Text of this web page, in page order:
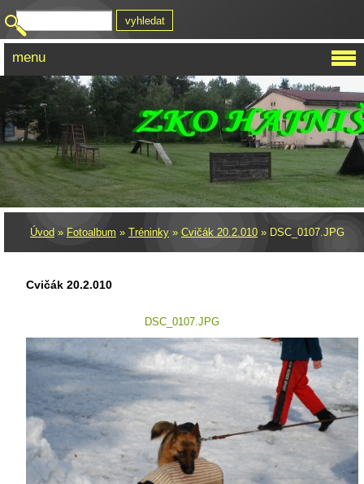
Úvod » Fotoalbum » Tréninky » Cvičák 20.2.010 » DSC_0107.JPG
Cvičák 20.2.010
DSC_0107.JPG
menu